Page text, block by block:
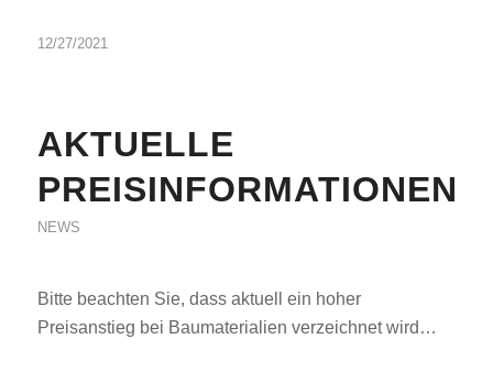
12/27/2021
AKTUELLE
PREISINFORMATIONEN
NEWS
Bitte beachten Sie, dass aktuell ein hoher
Preisanstieg bei Baumaterialien verzeichnet wird…